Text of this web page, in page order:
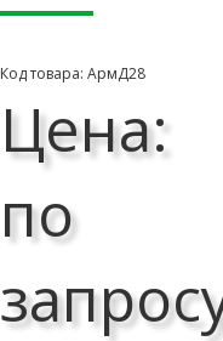
Код товара: АрмД28
Цена:
по